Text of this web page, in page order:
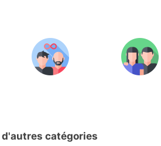
catégories